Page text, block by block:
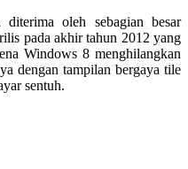
oleh sebagian besar
pada akhir tahun 2012 yang
Windows 8 menghilangkan
dengan tampilan bergaya tile
sentuh.